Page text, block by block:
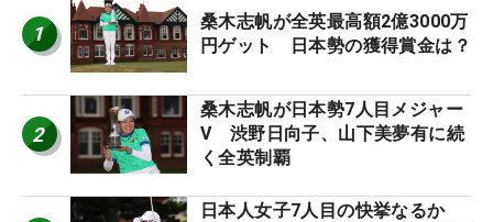
1
桑木志帆が全英最高額2億3000万
円ゲット 日本勢の獲得賞金は？
2
桑木志帆が日本勢7人目メジャー
V 渋野日向子、山下美夢有に続
く全英制覇
日本人女子7人目の快挙なるか